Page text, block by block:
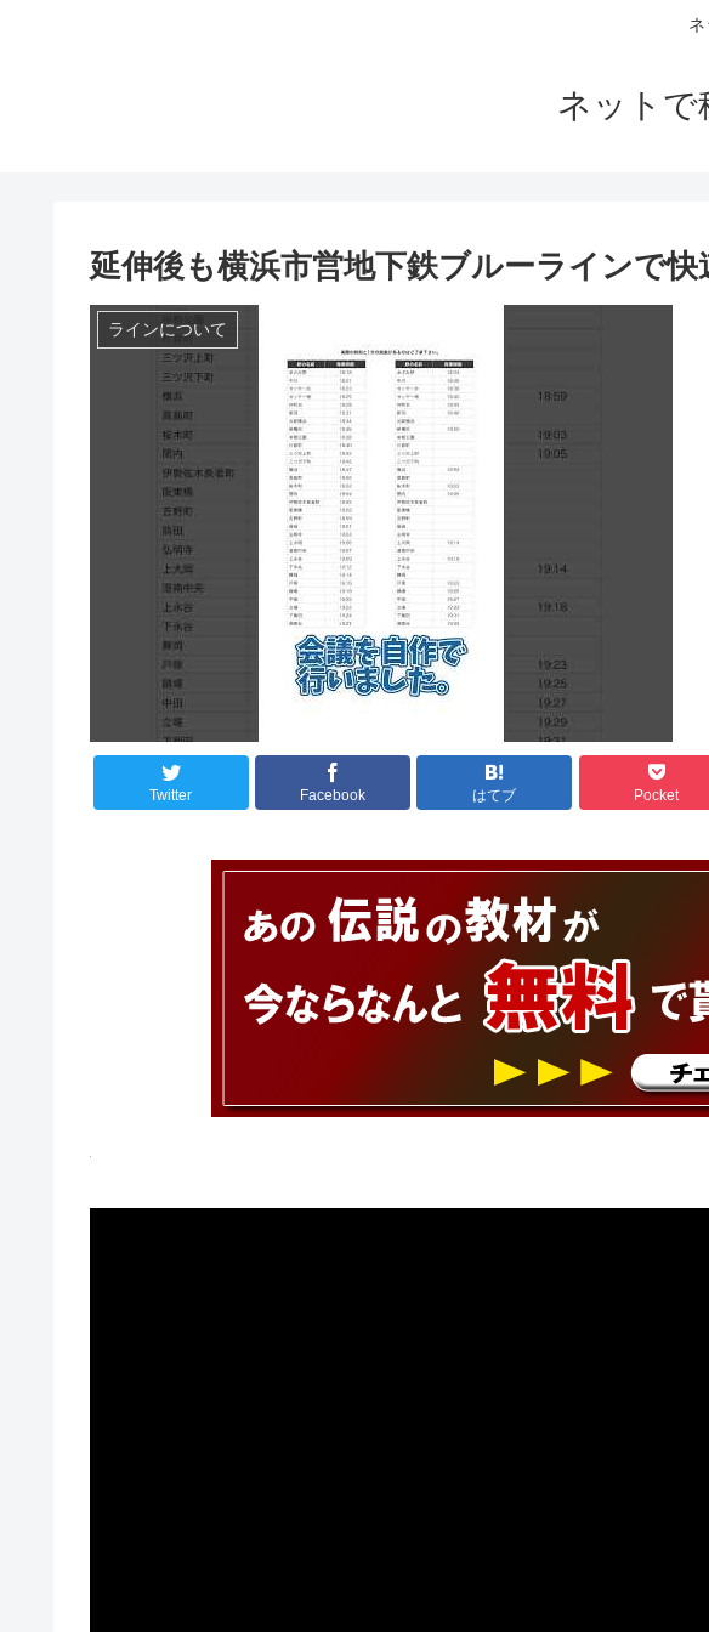
ネットで
延伸後も横浜市営地下鉄ブルーラインで快
ラインについて
Twitter Facebook はてブ Pocket